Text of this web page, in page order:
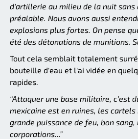
d'artillerie au milieu de la nuit
préalable. Nous avons aussi
explosions plus fortes. On pense
été des détonations de munitions.
Tout cela semblait totalement
bouteille d'eau et l'ai vidée en
rapides.
“Attaquer une base militaire, c'est
mexicaine est en ruines, les cartels
grande puissance de feu, bon
corporations...”